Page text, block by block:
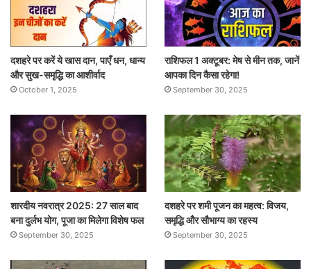
दशहरे पर करें ये खास दान, पाएँ धन, धान्य
और सुख-समृद्धि का आशीर्वाद
October 1, 2025
राशिफल 1 अक्टूबर: मेष से मीन तक, जानें
आपका दिन कैसा रहेगा!
September 30, 2025
शारदीय नवरात्र 2025: 27 साल बाद
बना दुर्लभ योग, पूजा का मिलेगा विशेष फल
September 30, 2025
दशहरे पर शमी पूजन का महत्व: विजय,
समृद्धि और सौभाग्य का रहस्य
September 30, 2025